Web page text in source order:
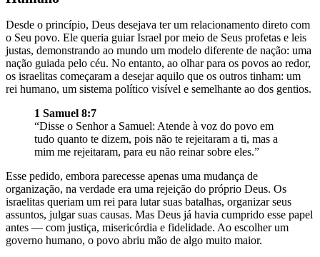
Desde o princípio, Deus desejava ter um relacionamento direto com
o Seu povo. Ele queria guiar Israel por meio de Seus profetas e leis
justas, demonstrando ao mundo um modelo diferente de nação: uma
nação guiada pelo céu. No entanto, ao olhar para os povos ao redor,
os israelitas começaram a desejar aquilo que os outros tinham: um
rei humano, um sistema político visível e semelhante ao dos gentios.
1 Samuel 8:7
“Disse o Senhor a Samuel: Atende à voz do povo em
tudo quanto te dizem, pois não te rejeitaram a ti, mas a
mim me rejeitaram, para eu não reinar sobre eles.”
Esse pedido, embora parecesse apenas uma mudança de
organização, na verdade era uma rejeição do próprio Deus. Os
israelitas queriam um rei para lutar suas batalhas, organizar seus
assuntos, julgar suas causas. Mas Deus já havia cumprido esse papel
antes — com justiça, misericórdia e fidelidade. Ao escolher um
governo humano, o povo abriu mão de algo muito maior.